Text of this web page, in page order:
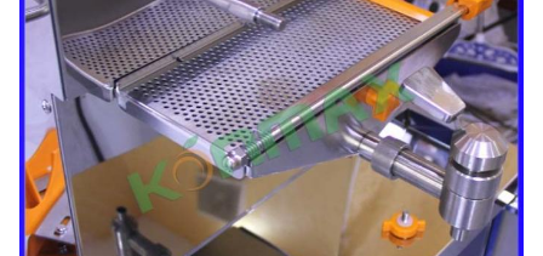
गिनीकृमि 71KG एनडब्ल्यू 65KG
40'
मुख्यालय
लोड हो रहा
है
290PCS
एफओबी
USD
20' एफटी